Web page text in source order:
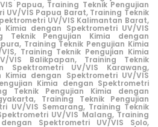
Papua, Training Teknik Pengujian
UV/VIS Papua Barat, Training Teknik
UV/VIS Kalimantan Barat,
Kimia dengan Spektrometri UV/VIS
Teknik Pengujian Kimia dengan
Training Teknik Pengujian Kimia
Training Teknik Pengujian Kimia
VIS Balikpapan, Training Teknik
Spektrometri UV/VIS Karawang,
Kimia dengan Spektrometri UV/VIS
Kimia dengan Spektrometri
Teknik Pengujian Kimia dengan
Training Teknik Pengujian
UV/VIS Semarang, Training Teknik
UV/VIS Malang, Training
Spektrometri UV/VIS Solo,